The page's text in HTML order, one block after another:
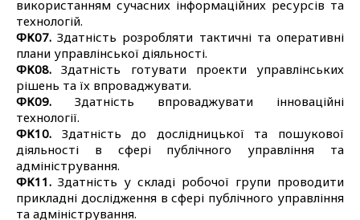
використанням сучасних інформаційних ресурсів та
технологій.
ФК07. Здатність розробляти тактичні та оперативні
плани управлінської діяльності.
ФК08. Здатність готувати проекти управлінських
рішень та їх впроваджувати.
ФК09. Здатність впроваджувати інноваційні
технології.
ФК10. Здатність до дослідницької та пошукової
діяльності в сфері публічного управління та
адміністрування.
ФК11. Здатність у складі робочої групи проводити
прикладні дослідження в сфері публічного управління
та адміністрування.